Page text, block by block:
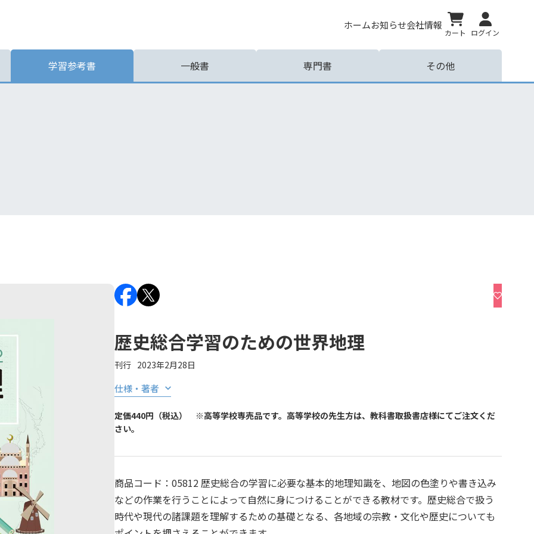
ホームお知らせ会社情報
カート ログイン
学習参考書 一般書 専門書 その他
歴史総合学習のための世界地理
刊行 2023年2月28日
仕様・著者
定価440円（税込） ※高等学校専売品です。高等学校の先生方は、教科書取扱書店様にてご注文くだ
さい。
商品コード：05812 歴史総合の学習に必要な基本的地理知識を、地図の色塗りや書き込み
などの作業を行うことによって自然に身につけることができる教材です。歴史総合で扱う
時代や現代の諸課題を理解するための基礎となる、各地域の宗教・文化や歴史についても